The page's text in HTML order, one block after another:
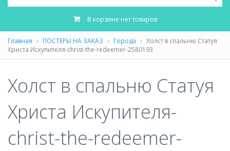
В корзине нет товаров
Главная ПОСТЕРЫ НА ЗАКАЗ Города
Холст в спальню Статуя
Христа Искупителя-christ-the-redeemer-2580193
Холст в спальню Статуя
Христа Искупителя-
christ-the-redeemer-